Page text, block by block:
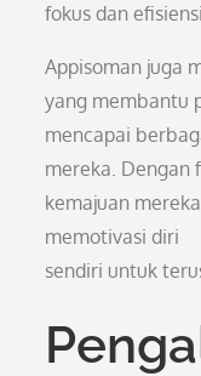
fokus dan
Appisoman juga
yang membantu
mencapai
mereka. Dengan
kemajuan
memotivasi diri
sendiri untuk